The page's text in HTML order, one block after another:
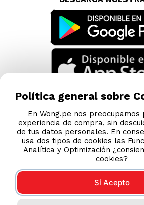
TAMBIÉN TE PUEDE
Nuestras
Teléfonos
Políticas de
Términos y
Legales
Código de Ética
AYUDA
Política general sobre
En Wong.pe nos
experiencia de compra, sin
de tus datos personales. En
usa dos tipos de cookies las
Analítica y Optimización
cookies?
Sí Acepto